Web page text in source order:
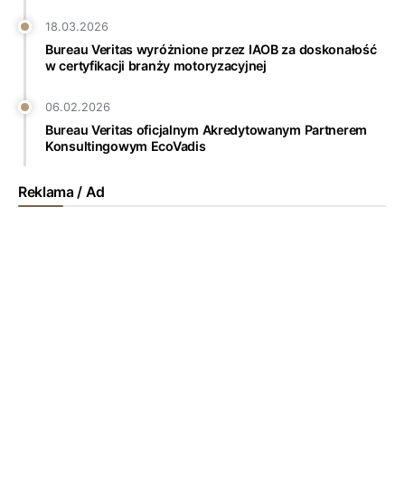
18.03.2026
Bureau Veritas wyróżnione przez IAOB za doskonałość
w certyfikacji branży motoryzacyjnej
06.02.2026
Bureau Veritas oficjalnym Akredytowanym Partnerem
Konsultingowym EcoVadis
Reklama / Ad